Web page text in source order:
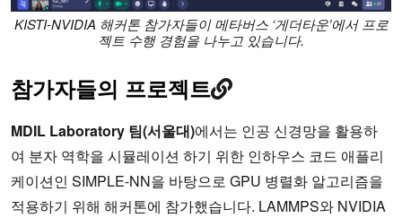
KISTI-NVIDIA 해커톤 참가자들이 메타버스 ‘게더타운’에서 프로
젝트 수행 경험을 나누고 있습니다.
참가자들의 프로젝트
MDIL Laboratory 팀(서울대)에서는 인공 신경망을 활용하
여 분자 역학을 시뮬레이션 하기 위한 인하우스 코드 애플리
케이션인 SIMPLE-NN을 바탕으로 GPU 병렬화 알고리즘을
적용하기 위해 해커톤에 참가했습니다. LAMMPS와 NVIDIA